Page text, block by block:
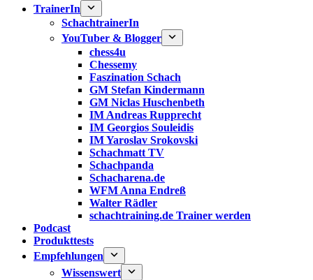
TrainerIn
SchachtrainerIn
YouTuber & Blogger
chess4u
Chessemy
Faszination Schach
GM Stefan Kindermann
GM Niclas Huschenbeth
IM Andreas Rupprecht
IM Georgios Souleidis
IM Yaroslav Srokovski
Schachmatt TV
Schachpanda
Schacharena.de
WFM Anna Endreß
Walter Rädler
schachtraining.de Trainer werden
Podcast
Produkttests
Empfehlungen
Wissenswert